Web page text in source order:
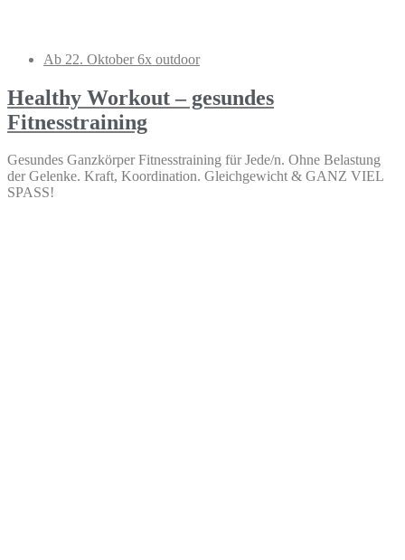
Ab 22. Oktober 6x outdoor
Healthy Workout – gesundes
Fitnesstraining
Gesundes Ganzkörper Fitnesstraining für Jede/n. Ohne Belastung
der Gelenke. Kraft, Koordination. Gleichgewicht & GANZ VIEL
SPASS!